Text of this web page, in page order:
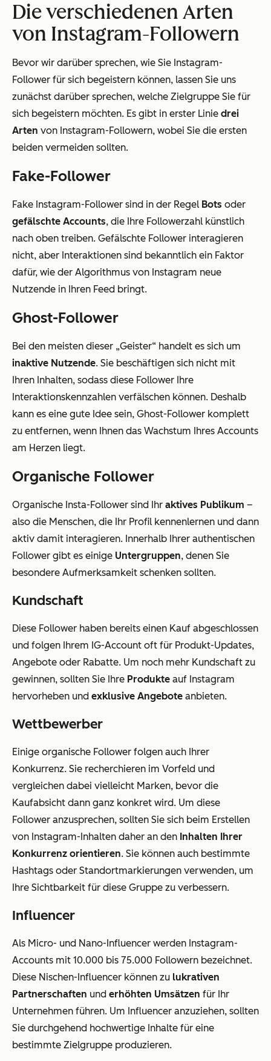
Die verschiedenen Arten
von Instagram-Followern
Bevor wir darüber sprechen, wie Sie Instagram-
Follower für sich begeistern können, lassen Sie uns
zunächst darüber sprechen, welche Zielgruppe Sie für
sich begeistern möchten. Es gibt in erster Linie drei
Arten von Instagram-Followern, wobei Sie die ersten
beiden vermeiden sollten.
Fake-Follower
Fake Instagram-Follower sind in der Regel Bots oder
gefälschte Accounts, die Ihre Followerzahl künstlich
nach oben treiben. Gefälschte Follower interagieren
nicht, aber Interaktionen sind bekanntlich ein Faktor
dafür, wie der Algorithmus von Instagram neue
Nutzende in Ihren Feed bringt.
Ghost-Follower
Bei den meisten dieser „Geister“ handelt es sich um
inaktive Nutzende. Sie beschäftigen sich nicht mit
Ihren Inhalten, sodass diese Follower Ihre
Interaktionskennzahlen verfälschen können. Deshalb
kann es eine gute Idee sein, Ghost-Follower komplett
zu entfernen, wenn Ihnen das Wachstum Ihres Accounts
am Herzen liegt.
Organische Follower
Organische Insta-Follower sind Ihr aktives Publikum –
also die Menschen, die Ihr Profil kennenlernen und dann
aktiv damit interagieren. Innerhalb Ihrer authentischen
Follower gibt es einige Untergruppen, denen Sie
besondere Aufmerksamkeit schenken sollten.
Kundschaft
Diese Follower haben bereits einen Kauf abgeschlossen
und folgen Ihrem IG-Account oft für Produkt-Updates,
Angebote oder Rabatte. Um noch mehr Kundschaft zu
gewinnen, sollten Sie Ihre Produkte auf Instagram
hervorheben und exklusive Angebote anbieten.
Wettbewerber
Einige organische Follower folgen auch Ihrer
Konkurrenz. Sie recherchieren im Vorfeld und
vergleichen dabei vielleicht Marken, bevor die
Kaufabsicht dann ganz konkret wird. Um diese
Follower anzusprechen, sollten Sie sich beim Erstellen
von Instagram-Inhalten daher an den Inhalten Ihrer
Konkurrenz orientieren. Sie können auch bestimmte
Hashtags oder Standortmarkierungen verwenden, um
Ihre Sichtbarkeit für diese Gruppe zu verbessern.
Influencer
Als Micro- und Nano-Influencer werden Instagram-
Accounts mit 10.000 bis 75.000 Followern bezeichnet.
Diese Nischen-Influencer können zu lukrativen
Partnerschaften und erhöhten Umsätzen für Ihr
Unternehmen führen. Um Influencer anzuziehen, sollten
Sie durchgehend hochwertige Inhalte für eine
bestimmte Zielgruppe produzieren.